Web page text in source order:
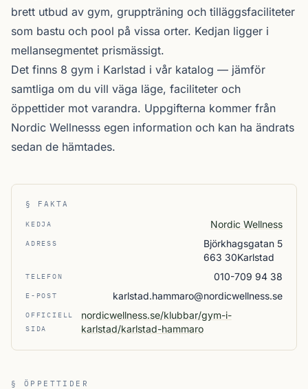
brett utbud av gym, gruppträning och tilläggsfaciliteter
som bastu och pool på vissa orter. Kedjan ligger i
mellansegmentet prismässigt.
Det finns 8 gym i Karlstad i vår katalog — jämför
samtliga om du vill väga läge, faciliteter och
öppettider mot varandra. Uppgifterna kommer från
Nordic Wellnesss egen information och kan ha ändrats
sedan de hämtades.
§ FAKTA
KEDJA Nordic Wellness
ADRESS
Björkhagsgatan 5
663 30Karlstad
TELEFON 010-709 94 38
E-POST karlstad.hammaro@nordicwellness.se
OFFICIELL
SIDA
nordicwellness.se/klubbar/gym-i-
karlstad/karlstad-hammaro
§ ÖPPETTIDER